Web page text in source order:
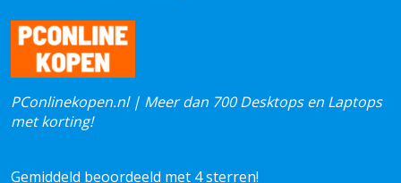
PConlinekopen.nl | Meer dan 700 Desktops en Laptops
met korting!
Gemiddeld beoordeeld met 4 sterren!